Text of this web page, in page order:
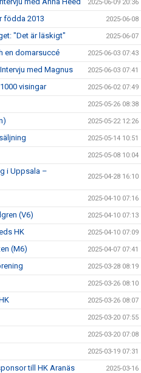
2025-06-09 20:36
födda 2013 2025-06-08
"Det är läskigt" 2025-06-07
en domarsuccé 2025-06-03 07:43
med Magnus 2025-06-03 07:41
visingar 2025-06-02 07:49
2025-05-26 08:38
2025-05-22 12:26
2025-05-14 10:51
2025-05-08 10:04
i Uppsala –
2025-04-28 16:10
2025-04-10 07:16
(V6) 2025-04-10 07:13
HK 2025-04-10 07:09
(M6) 2025-04-07 07:41
2025-03-28 08:19
2025-03-26 08:10
2025-03-26 08:07
2025-03-20 07:55
2025-03-20 07:08
2025-03-19 07:31
till HK Aranäs 2025-03-16